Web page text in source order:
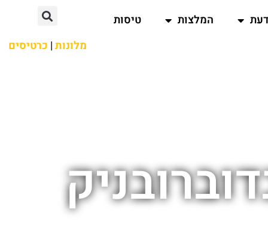
המלצות
טיסות
מלונות| כרטיסים